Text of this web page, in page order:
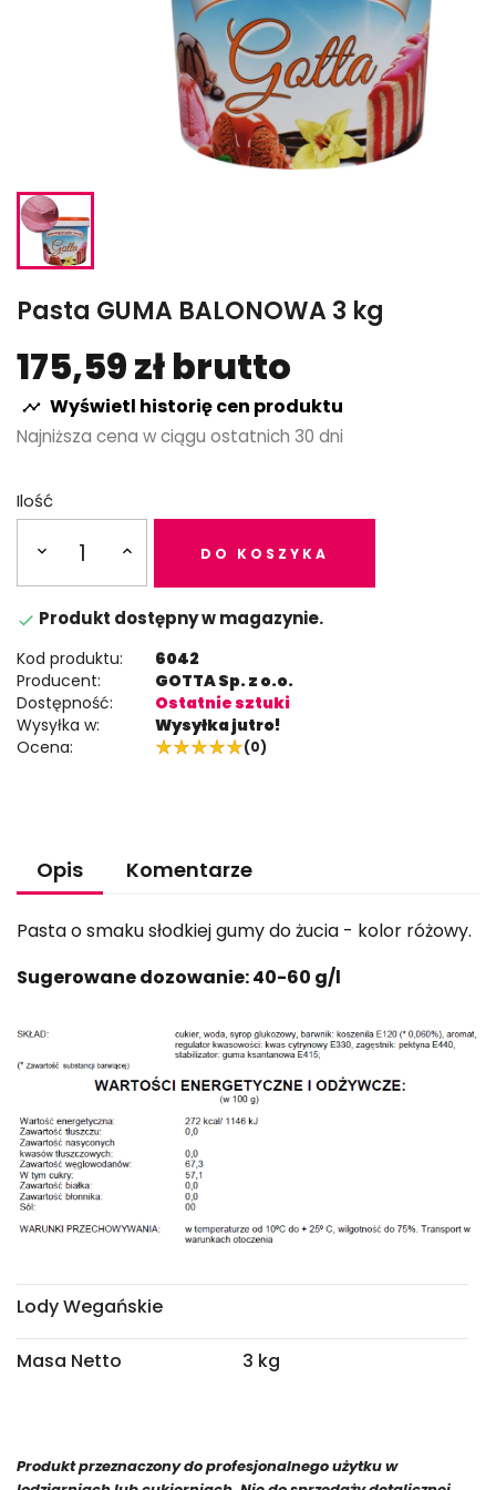
Pasta GUMA BALONOWA 3 kg
175,59 zł brutto
 Wyświetl historię cen produktu
Najniższa cena w ciągu ostatnich 30 dni
Ilość
DO KOSZYKA
 Produkt dostępny w magazynie.
Kod produktu:
Producent:
Dostępność:
Wysyłka w:
Ocena:
6042
GOTTA Sp. z o.o.
Ostatnie sztuki
Wysyłka jutro!
(0)
Opis Komentarze
Pasta o smaku słodkiej gumy do żucia - kolor różowy.
Sugerowane dozowanie: 40-60 g/l
Lody Wegańskie
Masa Netto 3 kg
Produkt przeznaczony do profesjonalnego użytku w